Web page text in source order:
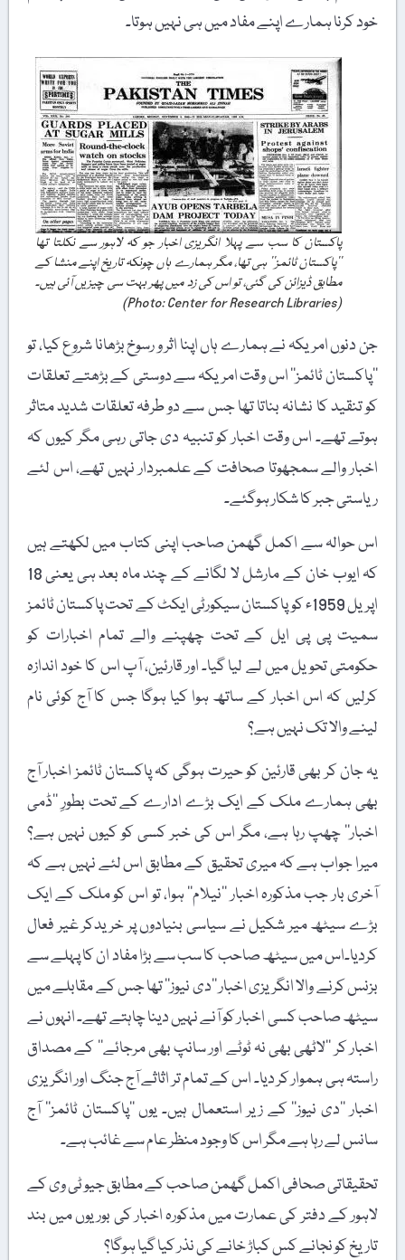
خود کرنا ہمارے اپنے مفاد میں ہی نہیں ہوتا۔
پاکستان کا سب سے پہلا انگریزی اخبار جو کہ لاہور سے نکلتا تھا
’’پاکستان ٹائمز‘‘ ہی تھا، مگر ہمارے ہاں چونکہ تاریخ اپنے منشا کے
مطابق ڈیزائن کی گئی، تو اس کی زد میں پھر بہت سی چیزیں آئی ہیں۔
جن دنوں امریکہ نے ہمارے ہاں اپنا اثر و رسوخ بڑھانا شروع کیا، تو
’’پاکستان ٹائمز‘‘ اس وقت امریکہ سے دوستی کے بڑھتے تعلقات
کو تنقید کا نشانہ بناتا تھا جس سے دو طرفہ تعلقات شدید متاثر
ہوتے تھے۔ اس وقت اخبار کو تنبیہ دی جاتی رہی مگر کیوں کہ
اخبار والے سمجھوتا صحافت کے علمبردار نہیں تھے، اس لئے
ریاستی جبر کا شکار ہوگئے۔
اس حوالہ سے اکمل گھمن صاحب اپنی کتاب میں لکھتے ہیں
کہ ایوب خان کے مارشل لا لگانے کے چند ماہ بعد ہی یعنی 18
اپریل 1959ء کو پاکستان سیکورٹی ایکٹ کے تحت پاکستان ٹائمز
سمیت پی پی ایل کے تحت چھپنے والے تمام اخبارات کو
حکومتی تحویل میں لے لیا گیا۔ اور قارئین، آپ اس کا خود اندازہ
کرلیں کہ اس اخبار کے ساتھ ہوا کیا ہوگا جس کا آج کوئی نام
لینے والا تک نہیں ہے؟
یہ جان کر بھی قارئین کو حیرت ہوگی کہ پاکستان ٹائمز اخبار آج
بھی ہمارے ملک کے ایک بڑے ادارے کے تحت بطورِ ’’ڈمی
اخبار‘‘ چھپ رہا ہے، مگر اس کی خبر کسی کو کیوں نہیں ہے؟
میرا جواب ہے کہ میری تحقیق کے مطابق اس لئے نہیں ہے کہ
آخری بار جب مذکورہ اخبار ’’نیلام‘‘ ہوا، تو اس کو ملک کے ایک
بڑے سیٹھ میر شکیل نے سیاسی بنیادوں پر خریدکر غیر فعال
کردیا۔اس میں سیٹھ صاحب کا سب سے بڑا مفاد ان کا پہلے سے
بزنس کرنے والا انگریزی اخبار ’’دی نیوز‘‘ تھا جس کے مقابلے میں
سیٹھ صاحب کسی اخبار کو آنے نہیں دینا چاہتے تھے۔ انہوں نے
اخبار کر ’’لاٹھی بھی نہ ٹوٹے اور سانپ بھی مرجائے‘‘ کے مصداق
راستہ ہی ہموار کر دیا۔ اس کے تمام تر اثاثے آج جنگ اور انگریزی
اخبار ’’دی نیوز‘‘ کے زیر استعمال ہیں۔ یوں ’’پاکستان ٹائمز‘‘ آج
سانس لے رہا ہے مگر اس کا وجود منظر عام سے غائب ہے۔
تحقیقاتی صحافی اکمل گھمن صاحب کے مطابق جیو ٹی وی کے
لاہور کے دفتر کی عمارت میں مذکورہ اخبار کی بوریوں میں بند
تاریخ کو نجانے کس کباڑ خانے کی نذر کیا گیا ہوگا؟